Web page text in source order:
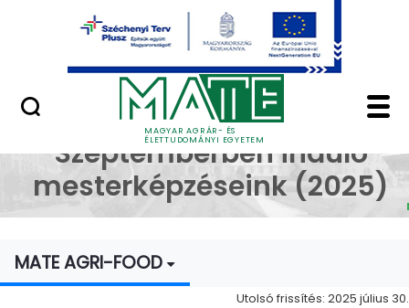
Ugrás a fő tartalomhoz
MAGYAR AGRÁR- ÉS
ÉLETTUDOMÁNYI EGYETEM
Minőségügy
Pótfelvételi -
Pótfelvételi -
Szeptemberben induló
mesterképzéseink (2025)
MATE AGRI-FOOD
Utolsó frissítés: 2025 július 30.